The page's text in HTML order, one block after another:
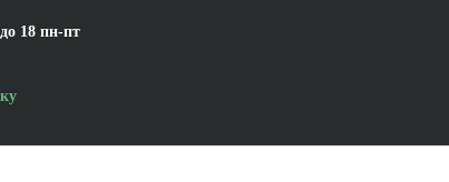
18 пн-пт